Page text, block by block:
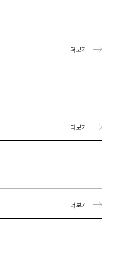
더보기
더보기
더보기